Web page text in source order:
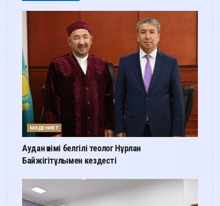
МӘДЕНИЕТ
Аудан әкімі белгілі теолог Нұрлан
Байжігітұлымен кездесті